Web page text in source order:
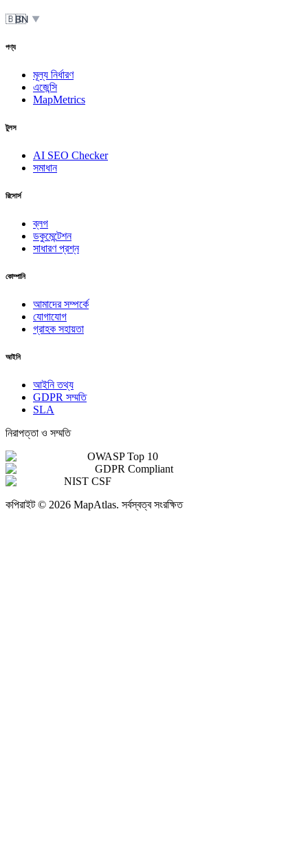
🇧🇩
BN ▼
পণ্য
মূল্য নির্ধারণ
এজেন্সি
MapMetrics
টুলস
AI SEO Checker
সমাধান
রিসোর্স
ব্লগ
ডকুমেন্টেশন
সাধারণ প্রশ্ন
কোম্পানি
আমাদের সম্পর্কে
যোগাযোগ
গ্রাহক সহায়তা
আইনি
আইনি তথ্য
GDPR সম্মতি
SLA
নিরাপত্তা ও সম্মতি
OWASP Top 10
GDPR Compliant
NIST CSF
কপিরাইট© 2026 MapAtlas. সর্বস্বত্ব সংরক্ষিত